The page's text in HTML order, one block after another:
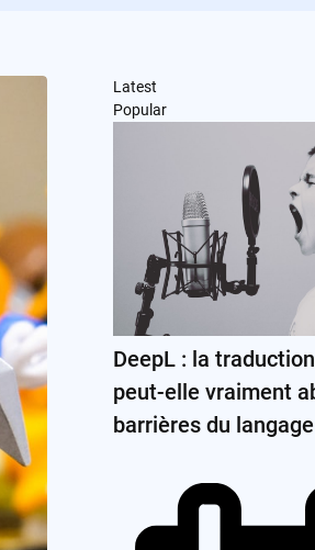
Latest
Popular
DeepL : la
peut-elle vraiment
barrières du